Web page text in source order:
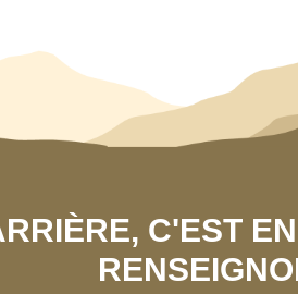
C'EST